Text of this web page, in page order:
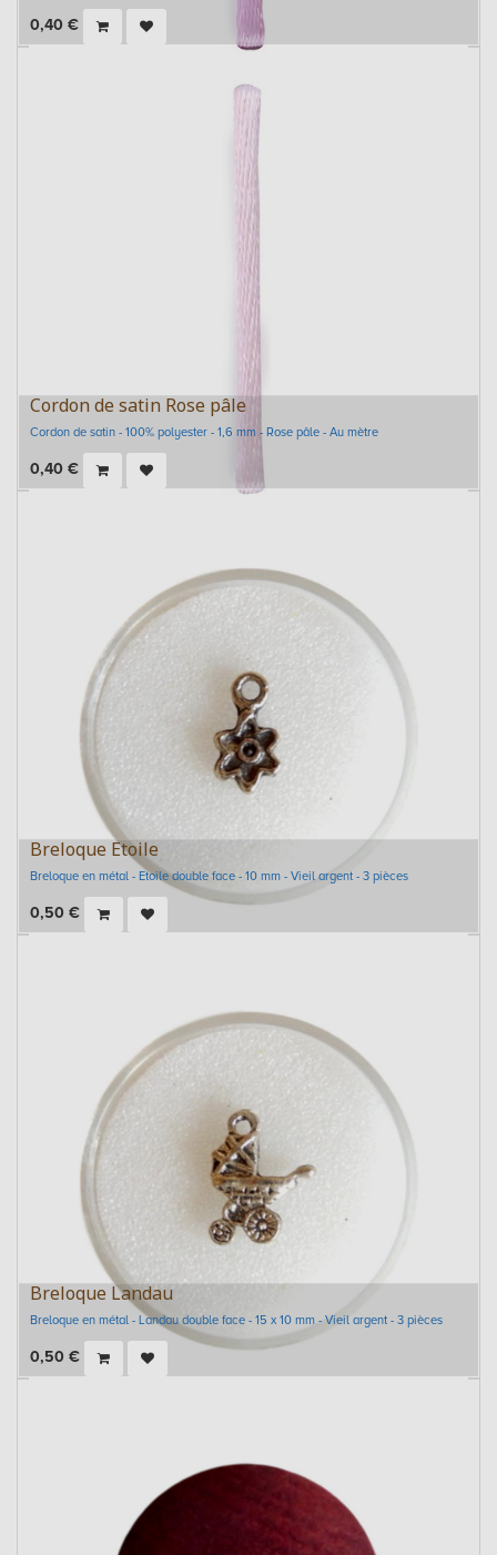
0,40 €
Cordon de satin Rose pâle
Cordon de satin - 100% polyester - 1,6 mm - Rose pâle - Au mètre
0,40 €
Breloque Etoile
Breloque en métal - Etoile double face - 10 mm - Vieil argent - 3 pièces
0,50 €
Breloque Landau
Breloque en métal - Landau double face - 15 x 10 mm - Vieil argent - 3 pièces
0,50 €